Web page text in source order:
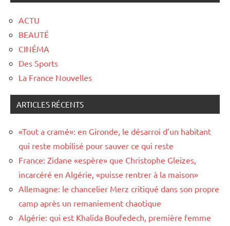
ACTU
BEAUTÉ
CINÉMA
Des Sports
La France Nouvelles
ARTICLES RÉCENTS
«Tout a cramé»: en Gironde, le désarroi d’un habitant
qui reste mobilisé pour sauver ce qui reste
France: Zidane «espère» que Christophe Gleizes,
incarcéré en Algérie, «puisse rentrer à la maison»
Allemagne: le chancelier Merz critiqué dans son propre
camp après un remaniement chaotique
Algérie: qui est Khalida Boufedech, première femme